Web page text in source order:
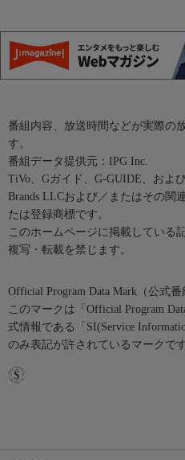
番組内容、放送時間などが実際の
す。
番組データ提供元：IPG Inc.
TiVo、Gガイド、G-GUIDE、およ
Brands LLCおよび／またはその関
たは登録商標です。
このホームページに掲載している
複写・転載を禁じます。
Official Program Data Mark（公式番
このマークは「Official Program
式情報である「SI(Service
のみ表記が許されているマークです